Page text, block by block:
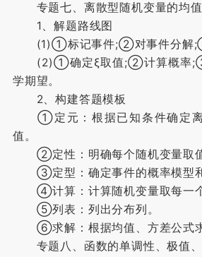
专题七、离散型随机变量的均值
1、解题路线图
(1)①标记事件;②对事件分解;③
(2)①确定ξ取值;②计算概率
学期望。
2、构建答题模板
①定元：根据已知条件确定离
值。
②定性：明确每个随机变量取值
③定型：确定事件的概率模型和
④计算：计算随机变量取每一个
⑤列表：列出分布列。
⑥求解：根据均值、方差公式求
专题八、函数的单调性、极值、